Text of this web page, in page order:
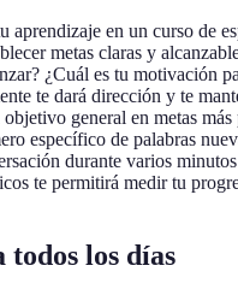
aprendizaje en un curso de
metas claras y
¿Cuál es tu motivación
te dará dirección y te
general en metas más
específico de palabras
durante varios
te permitirá medir tu
todos los días